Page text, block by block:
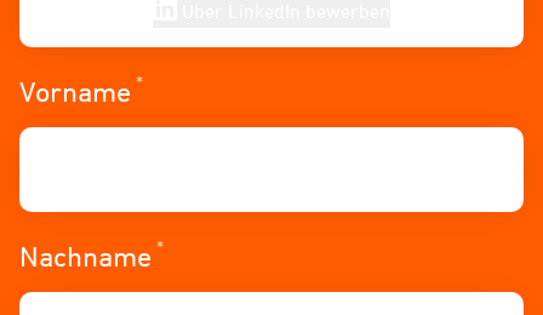
Vorname *
Nachname *